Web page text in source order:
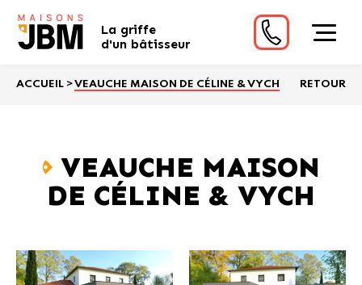
La griffe
d'un bâtisseur
ACCUEIL >VEAUCHE MAISON DE CÉLINE & VYCH RETOUR
VEAUCHE MAISON
DE CÉLINE & VYCH